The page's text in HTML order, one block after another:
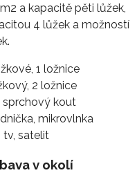
a kapacitě pěti lůžek,
4 lůžek a možností
1 ložnice
2 ložnice
sprchový kout
mikrovlnka
tv, satelit
v okolí